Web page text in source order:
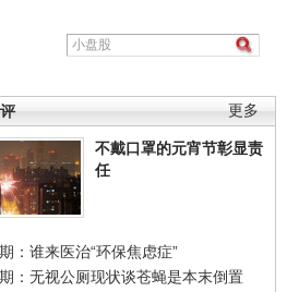
更多
不戴口罩的元宵节彰显责
任
：谁来医治“环保焦虑症”
：无视公厕现状谈苍蝇是本末倒置